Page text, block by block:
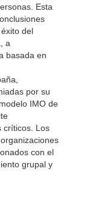
Esta
del
a
basada en
por su
IMO de
críticos. Los
con el
grupal y